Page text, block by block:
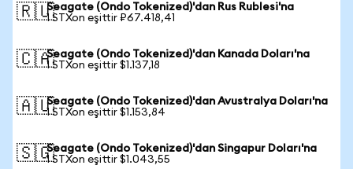
🇷🇺Seagate (Ondo Tokenized)'dan Rus Rublesi'na
1 STXon eşittir ₽67.418,41
🇨🇦Seagate (Ondo Tokenized)'dan Kanada Doları'na
1 STXon eşittir $1.137,18
🇦🇺Seagate (Ondo Tokenized)'dan Avustralya Doları'na
1 STXon eşittir $1.153,84
🇸🇬Seagate (Ondo Tokenized)'dan Singapur Doları'na
1 STXon eşittir $1.043,55